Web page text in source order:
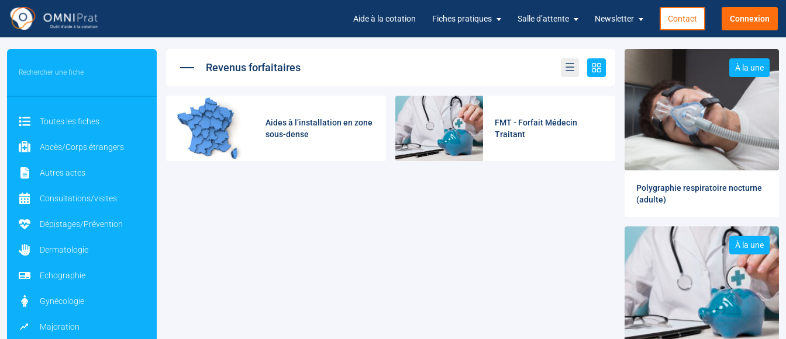
Aide à la cotation Fiches pratiques Salle d’attente Newsletter Contact Connexion
Recherche
Toutes les fiches
Abcès/Corps étrangers
Autres actes
Consultations/visites
Dépistages/Prévention
Dermatologie
Echographie
Gynécologie
Majoration
Revenus forfaitaires
Aides à l’installation en zone
sous-dense
FMT - Forfait Médecin
Traitant
À la une
Polygraphie respiratoire nocturne
(adulte)
À la une